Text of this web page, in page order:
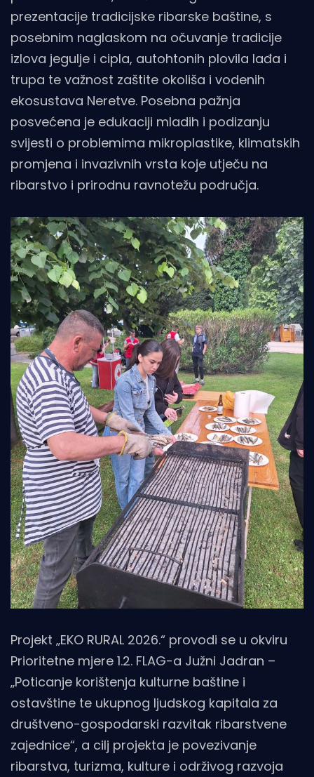
prezentacije tradicijske ribarske baštine, s
posebnim naglaskom na očuvanje tradicije
izlova jegulje i cipla, autohtonih plovila lađa i
trupa te važnost zaštite okoliša i vodenih
ekosustava Neretve. Posebna pažnja
posvećena je edukaciji mladih i podizanju
svijesti o problemima mikroplastike, klimatskih
promjena i invazivnih vrsta koje utječu na
ribarstvo i prirodnu ravnotežu područja.
Projekt „EKO RURAL 2026.“ provodi se u okviru
Prioritetne mjere 1.2. FLAG-a Južni Jadran –
„Poticanje korištenja kulturne baštine i
ostavštine te ukupnog ljudskog kapitala za
društveno-gospodarski razvitak ribarstvene
zajednice“, a cilj projekta je povezivanje
ribarstva, turizma, kulture i održivog razvoja